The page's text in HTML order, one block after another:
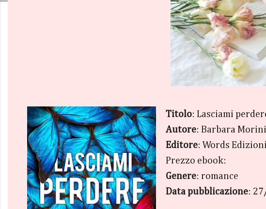
Titolo: Lasciami
Autore: Barbara Morini
Editore: Words Edizioni
Prezzo ebook:
Genere: romance
Data pubblicazione: